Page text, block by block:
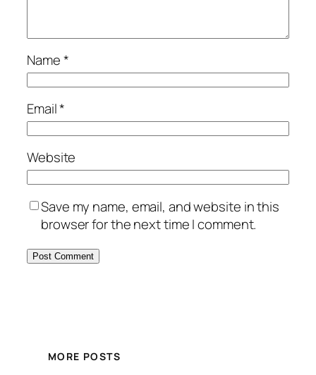
Name*
Email*
Website
Save my name, email, and website in this
browser for the next time I comment.
MORE POSTS